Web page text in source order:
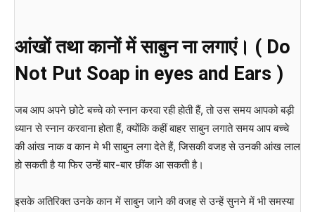
आंखों तथा कानों में साबुन ना लगाएं। ( Do
Not Put Soap in eyes and Ears )
जब आप अपने छोटे बच्चे को स्नान करवा रही होती हैं, तो उस समय आपको बड़ी
ध्यान से स्नान करवाना होता हैं, क्योंकि कहीं बाहर साबुन लगाते समय आप बच्चे
की आंख नाक व कान मे भी साबुन लगा देते हैं, जिसकी वजह से उनकी आंख लाल
हो सकती है या फिर उन्हें बार-बार छींक आ सकती है।
इसके अतिरिक्त उनके कान में साबुन जाने की वजह से उन्हें सुनने में भी समस्या